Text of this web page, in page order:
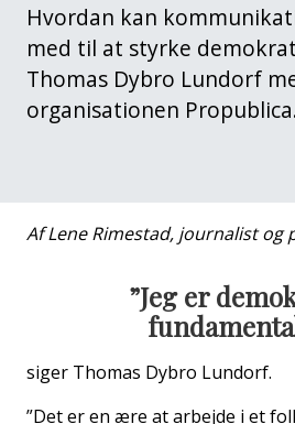
Hvordan kan
med til at styrke
Thomas Dybro Lundorf
organisationen
Af Lene Rimestad, journalist og
”Jeg er
siger Thomas Dybro Lundorf.
”Det er en ære at arbejde i et